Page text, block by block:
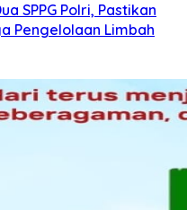
SPPG Polri, Pastikan
Pengelolaan Limbah